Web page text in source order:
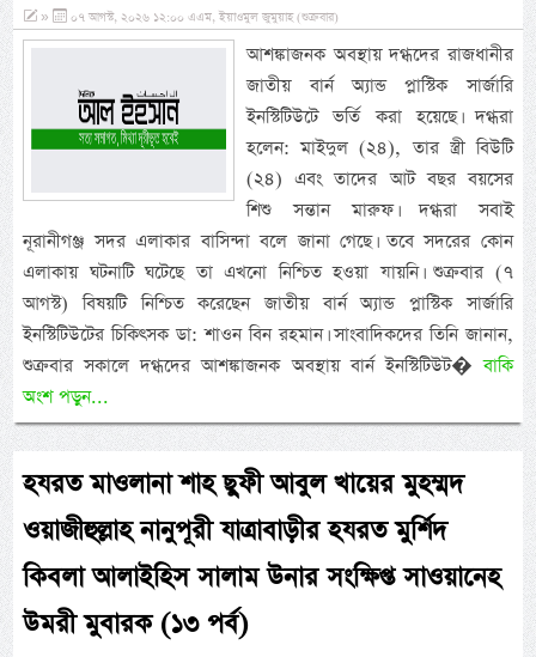
» ০৭ আগস্ট, ২০২৬ ১২:০০ এএম, ইয়াওমুল জুমুয়াহ (শুক্রবার)
আশঙ্কাজনক অবস্থায় দগ্ধদের রাজধানীর
জাতীয় বার্ন অ্যান্ড প্লাস্টিক সার্জারি
ইনস্টিটিউটে ভর্তি করা হয়েছে। দগ্ধরা
হলেন: মাইদুল (২৪), তার স্ত্রী বিউটি
(২৪) এবং তাদের আট বছর বয়সের
শিশু সন্তান মারুফ। দগ্ধরা সবাই
নূরানীগঞ্জ সদর এলাকার বাসিন্দা বলে জানা গেছে। তবে সদরের কোন
এলাকায় ঘটনাটি ঘটেছে তা এখনো নিশ্চিত হওয়া যায়নি। শুক্রবার (৭
আগস্ট) বিষয়টি নিশ্চিত করেছেন জাতীয় বার্ন অ্যান্ড প্লাস্টিক সার্জারি
ইনস্টিটিউটের চিকিৎসক ডা: শাওন বিন রহমান। সাংবাদিকদের তিনি জানান,
শুক্রবার সকালে দগ্ধদের আশঙ্কাজনক অবস্থায় বার্ন ইনস্টিটিউট�বাকি
অংশ পড়ুন...
হযরত মাওলানা শাহ ছুফী আবুল খায়ের মুহম্মদ
ওয়াজীহুল্লাহ নানুপূরী যাত্রাবাড়ীর হযরত মুর্শিদ
কিবলা আলাইহিস সালাম উনার সংক্ষিপ্ত সাওয়ানেহ
উমরী মুবারক (১৩ পর্ব)